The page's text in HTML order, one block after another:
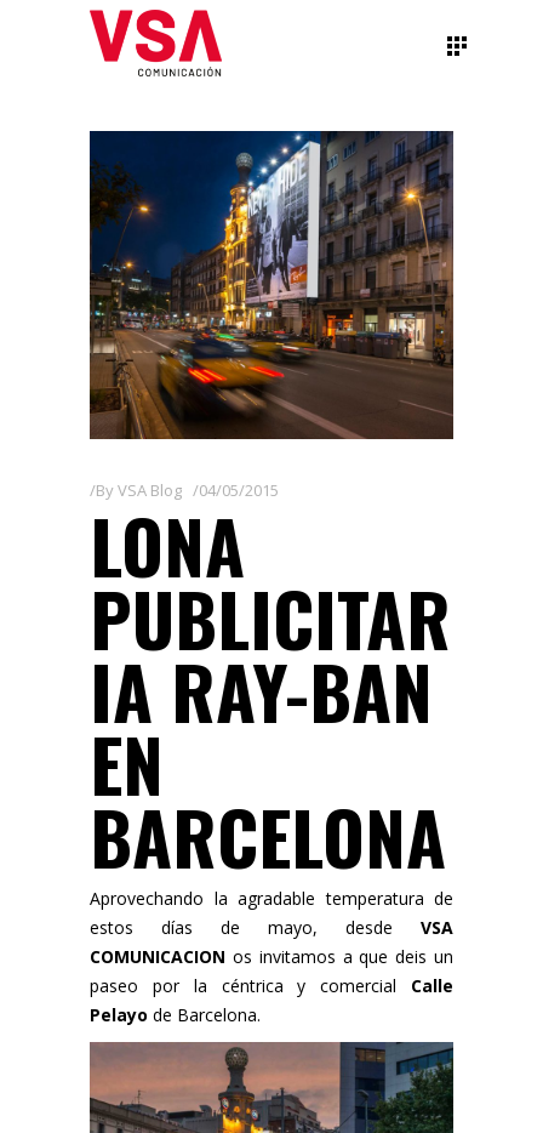
ByVSA Blog 04/05/2015
LONA
PUBLICITAR
IA RAY-BAN
EN
BARCELONA
Aprovechando la agradable temperatura de
estos días de mayo, desde VSA
COMUNICACION os invitamos a que deis un
paseo por la céntrica y comercial Calle
Pelayo de Barcelona.